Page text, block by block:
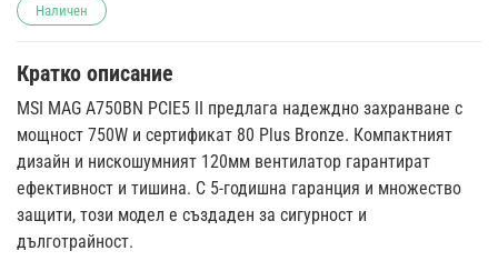
Наличен
Кратко описание
MSI MAG A750BN PCIE5 II предлага надеждно захранване с
мощност 750W и сертификат 80 Plus Bronze. Компактният
дизайн и нискошумният 120мм вентилатор гарантират
ефективност и тишина. С 5-годишна гаранция и множество
защити, този модел е създаден за сигурност и
дълготрайност.